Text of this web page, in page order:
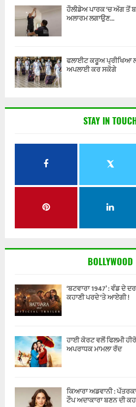
ਹੌਲੀਡੇਅ ਪਾਰਕ ‘ਚ ਅੱਗ ਤੋਂ
ਅਲਾਰਮ ਲਗਾਉਣ...
ਫਲਾਈਟ ਕਰੂਅ ਪ੍ਰੀਖਿਆ
ਅਪਲਾਈ ਕਰ ਸਕੋਗੇ
STAY IN
BOLLYWOOD
‘ਬਟਵਾਰਾ 1947’ : ਵੰਡ ਦੇ
ਕਹਾਣੀ ਪਰਦੇ ‘ਤੇ ਆਏਗੀ !
ਹਾਈ ਕੋਰਟ ਵਲੋਂ ਫਿਲਮੀ
ਅਪਰਾਧਕ ਮਾਮਲਾ ਰੱਦ
ਕਿਆਰਾ ਅਡਵਾਨੀ :
ਟੌਪ ਅਦਾਕਾਰਾ ਬਣਨ ਦੀ